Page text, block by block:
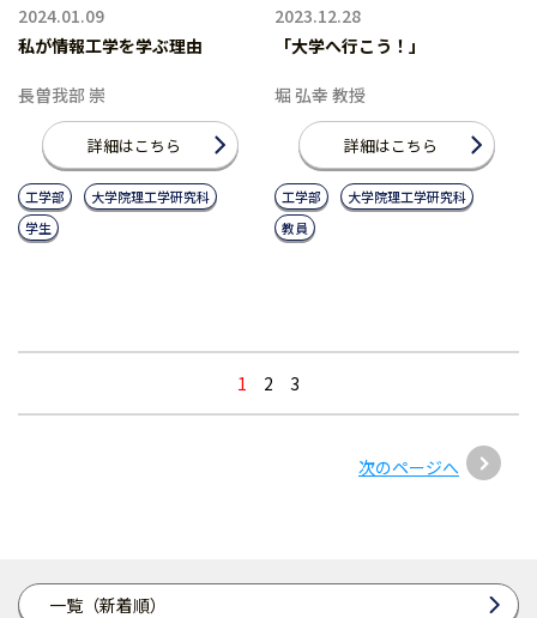
一覧（新着順）
2024.01.09
私が情報工学を学ぶ理由
長曽我部 崇
詳細はこちら
工学部
大学院理工学研究科
学生
2023.12.28
「大学へ行こう！」
堀 弘幸 教授
詳細はこちら
工学部
大学院理工学研究科
教員
1 2 3
次のページへ